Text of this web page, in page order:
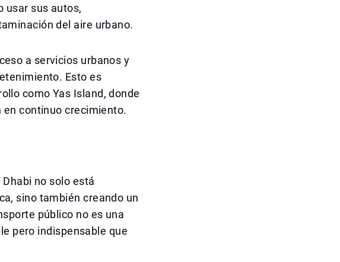
usar sus autos,
del aire urbano.
a servicios urbanos y
Esto es
como Yas Island, donde
continuo crecimiento.
no solo está
sino también creando un
público no es una
pero indispensable que